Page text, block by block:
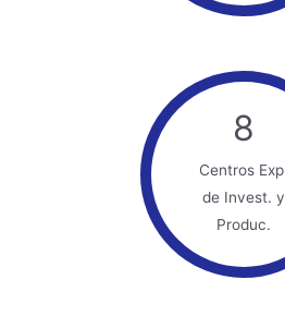
8
Centros Exp.
de Invest. y
Produc.